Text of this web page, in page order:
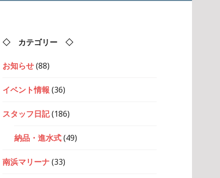
◇ カテゴリー ◇
お知らせ(88)
イベント情報 (36)
スタッフ日記(186)
納品・進水式(49)
南浜マリーナ(33)